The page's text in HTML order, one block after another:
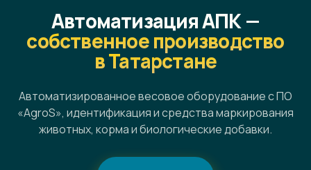
Автоматизация АПК —
собственное производство
в Татарстане
Автоматизированное весовое оборудование с ПО
«AgroS», идентификация и средства маркирования
животных, корма и биологические добавки.